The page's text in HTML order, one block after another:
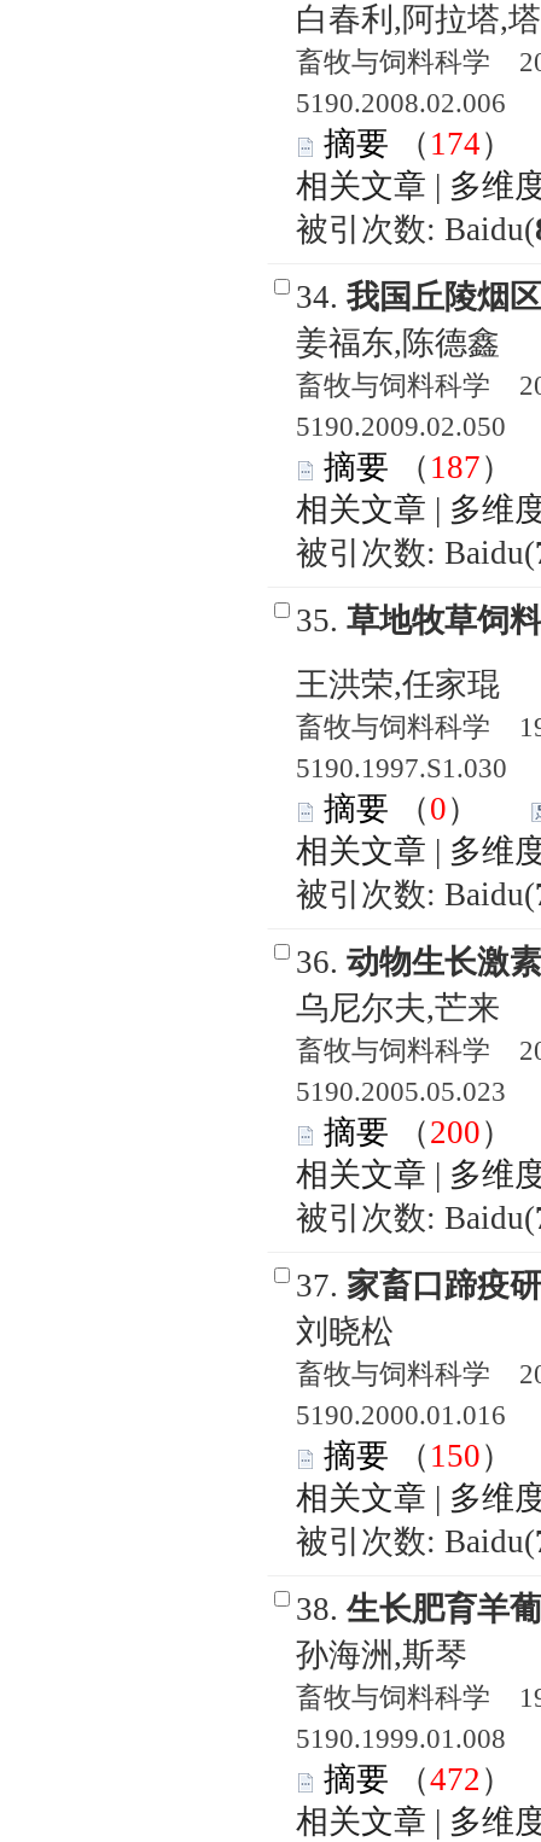
白春利,阿拉塔,
畜牧与饲料科学
5190.2008.02.006
摘要 （ 174
相关文章 | 多维
被引次数: Baidu(
34. 我国丘陵烟
姜福东,陈德鑫
畜牧与饲料科学
5190.2009.02.050
摘要 （ 187
相关文章 | 多维
被引次数: Baidu(
35. 草地牧草饲
王洪荣,任家琨
畜牧与饲料科学
5190.1997.S1.030
摘要 （0）
相关文章 | 多维
被引次数: Baidu(
36. 动物生长激
乌尼尔夫,芒来
畜牧与饲料科学
5190.2005.05.023
摘要 （200
相关文章 | 多维
被引次数: Baidu(
37. 家畜口蹄疫
刘晓松
畜牧与饲料科学
5190.2000.01.016
摘要 （ 150
相关文章 | 多维
被引次数: Baidu(
38. 生长肥育羊
孙海洲,斯琴
畜牧与饲料科学
5190.1999.01.008
摘要 （472
相关文章 | 多维